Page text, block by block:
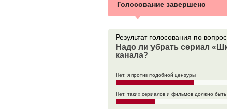
Голосование завершено
Результат голоcования по
Надо ли убрать сериал
канала?
Нет, я против подобной цензуры
Нет, таких сериалов и фильмов должно